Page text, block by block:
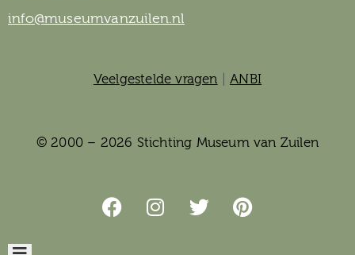
info@museumvanzuilen.nl
Veelgestelde vragen ANBI
© 2000 – 2026 Stichting Museum van Zuilen